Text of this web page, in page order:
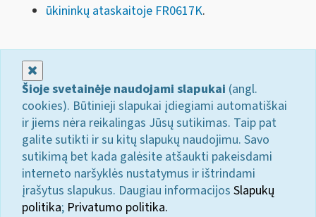
ūkininkų ataskaitoje FR0617K.
Šioje svetainėje naudojami slapukai (angl.
cookies). Būtinieji slapukai įdiegiami automatiškai
ir jiems nėra reikalingas Jūsų sutikimas. Taip pat
galite sutikti ir su kitų slapukų naudojimu. Savo
sutikimą bet kada galėsite atšaukti pakeisdami
interneto naršyklės nustatymus ir ištrindami
įrašytus slapukus. Daugiau informacijos Slapukų
politika; Privatumo politika.